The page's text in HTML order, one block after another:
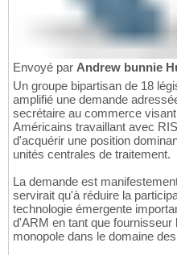
Envoyé par Andrew bunnie
Un groupe bipartisan de 18
amplifié une demande
secrétaire au commerce
Américains travaillant avec
d'acquérir une position
unités centrales de traitement.
La demande est
servirait qu'à réduire la
technologie émergente
d'ARM en tant que
monopole dans le domaine